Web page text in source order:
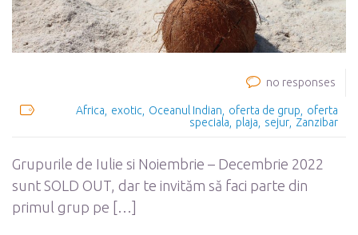
no responses
Africa exotic Oceanul Indian oferta de grup
oferta
speciala
plaja sejur Zanzibar
Grupurile de Iulie si Noiembrie – Decembrie 2022
sunt SOLD OUT, dar te invităm să faci parte din
primul grup pe […]